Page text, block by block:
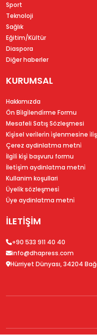
Sport
Teknoloji
Sağlık
Eğitim/Kültür
Diaspora
Diğer haberler
KURUMSAL
Hakkımızda
Ön Bi̇lgi̇lendi̇rme Formu
Mesafeli Satış Sözleşmesi
Ki̇şi̇sel veri̇leri̇n i̇şlenmesi̇ne
Çerez aydinlatma metni̇
İlgi̇li̇ ki̇şi̇ başvuru formu
İleti̇şi̇m aydinlatma metni̇
Kullanim koşullari
Üyeli̇k sözleşmesi̇
Üye aydinlatma metni̇
İLETİŞİM
+90 533 911 40 40
info@dhapress.com
Hürriyet Dünyası, 34204